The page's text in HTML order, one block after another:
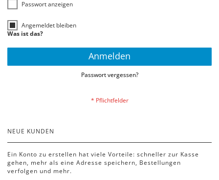
Passwort anzeigen
Angemeldet bleiben
Was ist das?
Anmelden
Passwort vergessen?
NEUE KUNDEN
Ein Konto zu erstellen hat viele Vorteile: schneller zur Kasse
gehen, mehr als eine Adresse speichern, Bestellungen
verfolgen und mehr.